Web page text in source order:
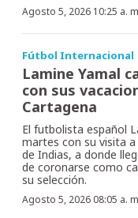
Agosto 5, 2026 10:25 a.
Fútbol Internacional
Lamine Yamal
con sus
Cartagena
El futbolista español
martes con su visita
de Indias, a donde
de coronarse como
su selección.
Agosto 5, 2026 08:05 a.